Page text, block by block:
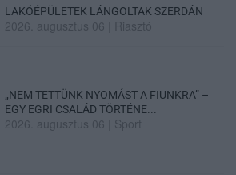
LAKÓÉPÜLETEK LÁNGOLTAK SZERDÁN
2026. augusztus 06 Riasztó
„NEM TETTÜNK NYOMÁST A FIUNKRA” –
EGY EGRI CSALÁD TÖRTÉNE...
2026. augusztus 06 Sport